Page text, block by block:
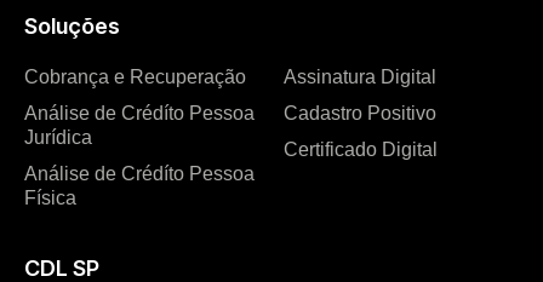
Soluções
Cobrança e Recuperação
Análise de Crédíto Pessoa
Jurídica
Análise de Crédíto Pessoa
Física
Assinatura Digital
Cadastro Positivo
Certificado Digital
CDL SP